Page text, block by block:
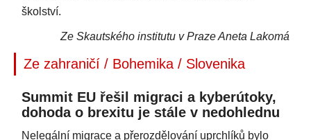
školství.
Ze Skautského institutu v Praze Aneta Lakomá
Ze zahraničí / Bohemika / Slovenika
Summit EU řešil migraci a kyberútoky,
dohoda o brexitu je stále v nedohlednu
Nelegální migrace a přerozdělování uprchlíků bylo